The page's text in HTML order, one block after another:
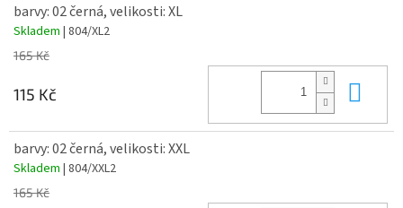
barvy: 02 černá, velikosti: XL
Skladem | 804/XL2
165 Kč
115 Kč
barvy: 02 černá, velikosti: XXL
Skladem | 804/XXL2
165 Kč